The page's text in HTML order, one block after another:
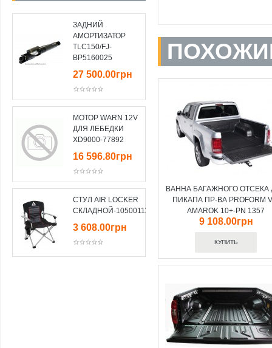
ЗАДНИЙ
АМОРТИЗАТОР
TLC150/FJ-
BP5160025
27 500.00грн
МОТОР WARN 12V
ДЛЯ ЛЕБЕДКИ
XD9000-77892
16 596.80грн
СТУЛ AIR LOCKER
СКЛАДНОЙ-10500111
3 608.00грн
ВАННА БАГАЖНОГО ОТСЕКА
ПИКАПА ПР-ВА PROFORM
AMAROK 10+-PN 1357
9 108.00грн